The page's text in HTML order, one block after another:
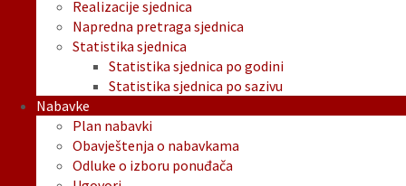
Realizacije sjednica
Napredna pretraga sjednica
Statistika sjednica
Statistika sjednica po godini
Statistika sjednica po sazivu
Nabavke
Plan nabavki
Obavještenja o nabavkama
Odluke o izboru ponuđača